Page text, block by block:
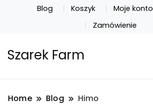
Blog Koszyk Moje konto
Zamówienie
Szarek Farm
Home Blog Himo